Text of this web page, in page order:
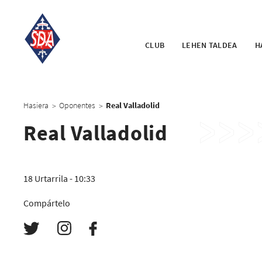
CLUB LEHEN TALDEA
Hasiera > Oponentes > Real Valladolid
Real Valladolid
18 Urtarrila - 10:33
Compártelo